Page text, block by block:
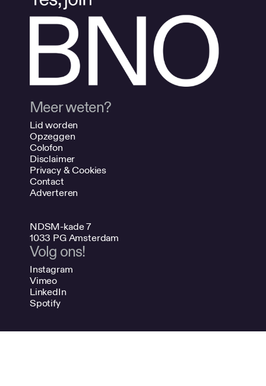
Meer weten?
Lid worden
Opzeggen
Colofon
Disclaimer
Privacy & Cookies
Contact
Adverteren
NDSM-kade 7
1033 PG Amsterdam
Volg ons!
Instagram
Vimeo
LinkedIn
Spotify